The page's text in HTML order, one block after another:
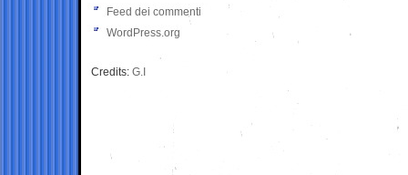
Feed dei commenti
WordPress.org
Credits: G.I